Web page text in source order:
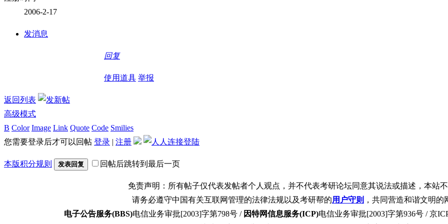
2006-2-17
发消息
回复
使用道具 举报
返回列表
高级模式
B Color Image Link Quote Code Smilies
您需要登录后才可以回帖 登录 | 注册
本版积分规则 发表回复 回帖后跳转到最后一页
免责声明：所有帖子仅代表发帖者个人观点，并不代表考研论坛同意其说法或描述，本站
请务必遵守中国有关互联网管理的法律法规以及考研帮的用户守则 ，共同营造和谐文明
电子公告服务(BBS)电信业务审批[2003]字第798号 / 因特网信息服务(ICP)电信业务审批[2003]字第936号 / 京